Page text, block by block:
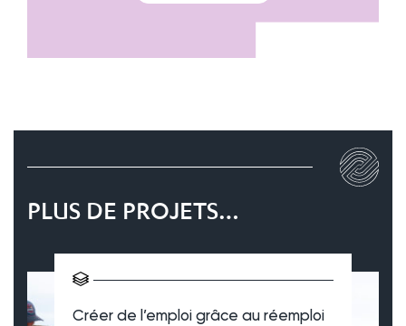
PLUS DE PROJETS…
Créer de l’emploi grâce au réemploi